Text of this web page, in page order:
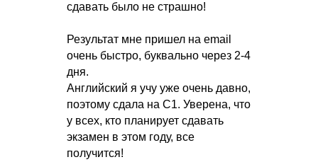
сдавать было не страшно!
Результат мне пришел на email
очень быстро, буквально через 2-4
дня.
Английский я учу уже очень давно,
поэтому сдала на С1. Уверена, что
у всех, кто планирует сдавать
экзамен в этом году, все
получится!